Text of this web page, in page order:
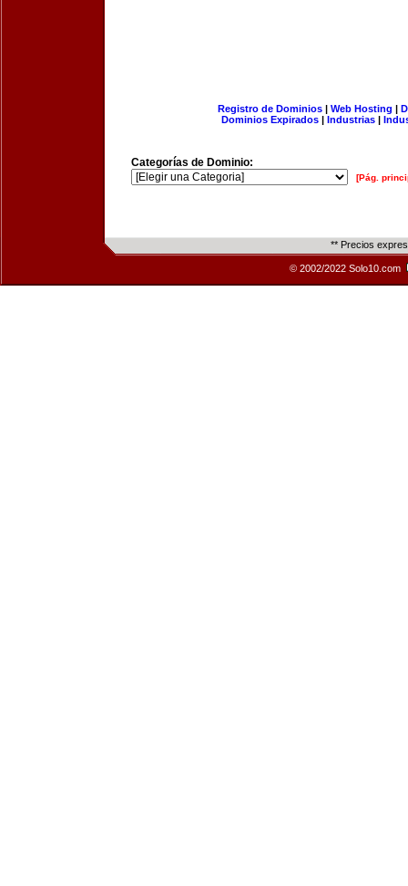
Registro de Dominios| Web Hosting |
Dominios Expirados | Industrias |
Categorías de Dominio:
[Pág.
** Precios
© 2002/2022 Solo10.com